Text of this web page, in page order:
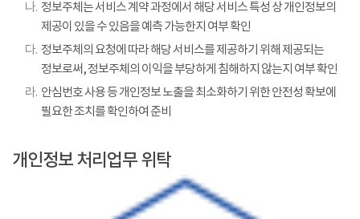
나. 정보주체는 서비스 계약 과정에서 해당 서비스 특성 상 개인정보의
제공이 있을 수 있음을 예측 가능한지 여부 확인
다. 정보주체의 요청에 따라 해당 서비스를 제공하기 위해 제공되는
정보로써, 정보주체의 이익을 부당하게 침해하지 않는지 여부 확인
라. 안심번호 사용 등 개인정보 노출을 최소화하기 위한 안전성 확보에
필요한 조치를 확인하여 준비
개인정보 처리업무 위탁